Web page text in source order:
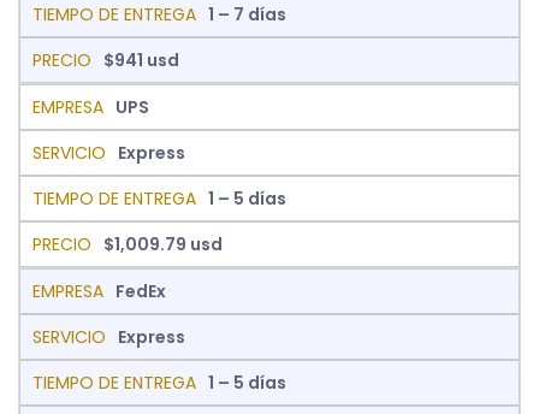
1 – 7 días
$941 usd
UPS
Express
1 – 5 días
$1,009.79 usd
FedEx
Express
1 – 5 días